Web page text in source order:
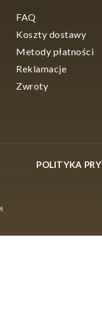
FAQ
Koszty dostawy
Metody płatności
Reklamacje
Zwroty
POLITYKA